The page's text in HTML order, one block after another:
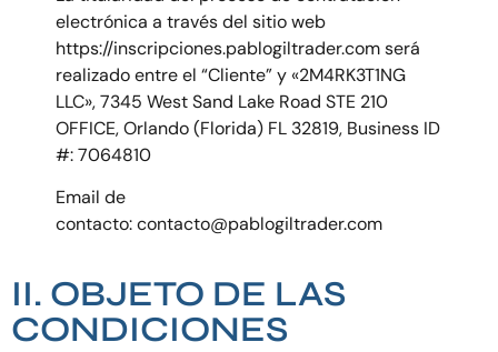
electrónica a través del sitio web
https://inscripciones.pablogiltrader.com será
realizado entre el “Cliente” y «2M4RK3T1NG
LLC», 7345 West Sand Lake Road STE 210
OFFICE, Orlando (Florida) FL 32819, Business ID
#: 7064810
Email de
contacto: contacto@pablogiltrader.com
II. OBJETO DE LAS
CONDICIONES